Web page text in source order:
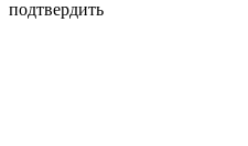
подтвердить